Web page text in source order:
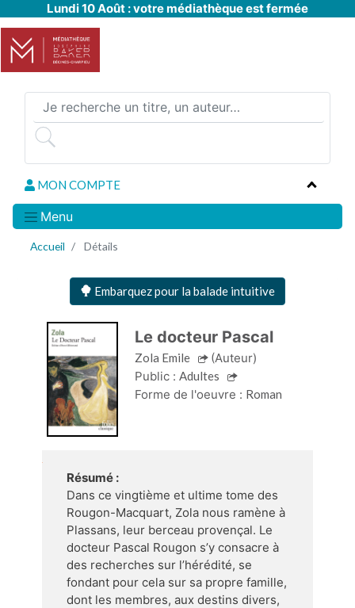
Aller
Lundi 10 Août : votre médiathèque est fermée
MON COMPTE
Menu
Accueil Détails
Embarquez pour la balade intuitive
Le docteur Pascal
Zola Emile
(Auteur)
Public : Adultes
Forme de l'oeuvre : Roman
Résumé :
Dans ce vingtième et ultime tome des
Rougon-Macquart, Zola nous ramène à
Plassans, leur berceau provençal. Le
docteur Pascal Rougon s’y consacre à
des recherches sur l’hérédité, se
fondant pour cela sur sa propre famille,
dont les membres, aux destins divers,